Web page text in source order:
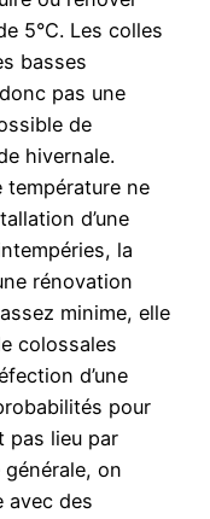
5°C. Les colles
basses
pas une
de
hivernale.
température ne
d’une
la
rénovation
minime, elle
colossales
d’une
pour
pas lieu par
générale, on
avec des